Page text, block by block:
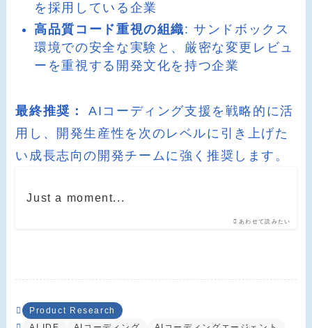
を採用している企業
高品質コード重視の組織: サンドボックス
環境での安全な実験と、厳密な変更レビュ
ーを重視する開発文化を持つ企業
最終推奨：
AIコーディング支援を戦略的に活
用し、開発生産性を次のレベルに引き上げた
い成長志向の開発チームに強く推奨します。
あわせて読みたい
Just a moment...
Product Research